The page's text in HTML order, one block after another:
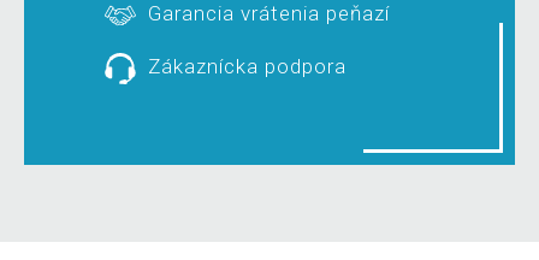
Garancia vrátenia peňazí
Zákaznícka podpora